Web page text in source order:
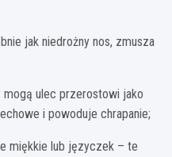
jak niedrożny nos, zmusza
mogą ulec przerostowi jako
i powoduje chrapanie;
miękkie lub języczek – te